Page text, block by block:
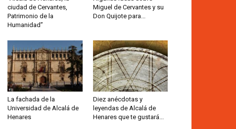
ciudad de Cervantes,
Patrimonio de la
Humanidad”
Miguel de Cervantes y su
Don Quijote para...
La fachada de la
Universidad de Alcalá de
Henares
Diez anécdotas y
leyendas de Alcalá de
Henares que te gustará...